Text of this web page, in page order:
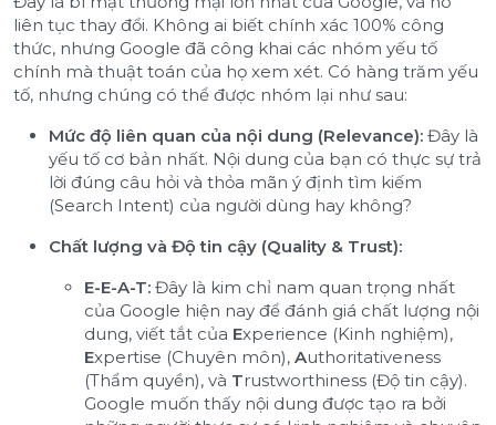
liên tục thay đổi. Không ai biết chính xác 100% công
thức, nhưng Google đã công khai các nhóm yếu tố
chính mà thuật toán của họ xem xét. Có hàng trăm yếu
tố, nhưng chúng có thể được nhóm lại như sau:
Mức độ liên quan của nội dung (Relevance): Đây là
yếu tố cơ bản nhất. Nội dung của bạn có thực sự trả
lời đúng câu hỏi và thỏa mãn ý định tìm kiếm
(Search Intent) của người dùng hay không?
Chất lượng và Độ tin cậy (Quality & Trust):
E-E-A-T: Đây là kim chỉ nam quan trọng nhất
của Google hiện nay để đánh giá chất lượng nội
dung, viết tắt của Experience (Kinh nghiệm),
Expertise (Chuyên môn), Authoritativeness
(Thẩm quyền), và Trustworthiness (Độ tin cậy).
Google muốn thấy nội dung được tạo ra bởi